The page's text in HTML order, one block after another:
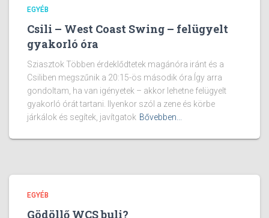
EGYÉB
Csili – West Coast Swing – felügyelt
gyakorló óra
Sziasztok Többen érdeklődtetek magánóra iránt és a
Csiliben megszűnik a 20:15-ös második óra.Így arra
gondoltam, ha van igényetek – akkor lehetne felügyelt
gyakorló órát tartani. Ilyenkor szól a zene és körbe
járkálok és segítek, javítgatok Bővebben...
EGYÉB
Gödöllő WCS buli?